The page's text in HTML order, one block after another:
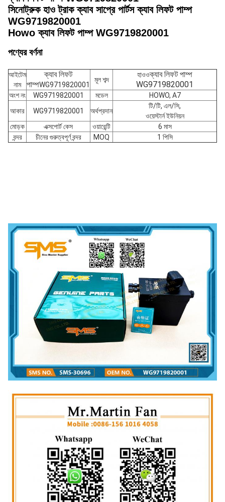
সিনোট্রুক হাও ট্রাক ক্যাব সাপ্রে পার্টস ক্যাব লিফট পাম্প
WG9719820001
Howo ক্যাব লিফট পাম্প WG9719820001
পণ্যের বর্ণনা
আইটেম
নাম
ক্যাব লিফট
পাম্পWG9719820001
মূল শব্দ
হাওওক্যাব লিফট পাম্প
WG9719820001
অংশ নং WG9719820001 মডেল
HOWO, A7
আকার
WG9719820001 অর্থপ্রদান
টি/টি, এল/সি,
ওয়েস্টার্ন ইউনিয়ন
মোড়ক
এক্সপোর্ট কেস ওয়ারেন্টি
6 মাস
বন্দর
চীনের গুরুত্বপূর্ণ বন্দর MOQ 1 পিসি